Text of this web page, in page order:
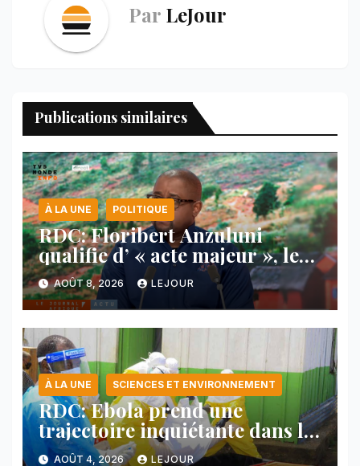
Par LeJour
Publications similaires
À LA UNE POLITIQUE
RDC: Floribert Anzuluni
qualifie d’ « acte majeur », le
protocole de désarmement des
FDLR
AOÛT 8, 2026 LEJOUR
À LA UNE SCIENCES ET ENVIRONNEMENT
RDC: Ebola prend une
trajectoire inquiétante dans le
nord-est du pays
AOÛT 4, 2026 LEJOUR